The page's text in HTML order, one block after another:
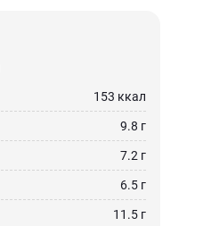
153 ккал
9.8 г
7.2 г
6.5 г
11.5 г